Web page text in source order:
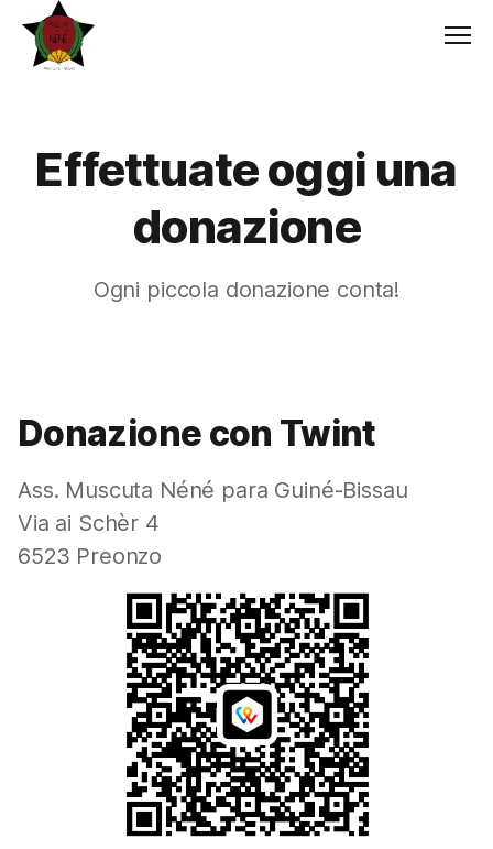
Effettuate oggi una
donazione
Ogni piccola donazione conta!
Donazione con Twint
Ass. Muscuta Néné para Guiné-Bissau
Via ai Schèr 4
6523 Preonzo